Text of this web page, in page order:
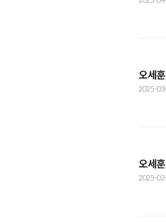
오세
2025-
오세
2025-